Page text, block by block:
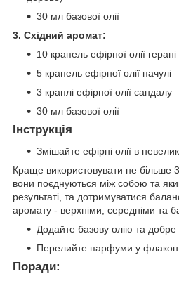
30 мл базової олії
3. Східний аромат:
10 крапель ефірної олії герані
5 крапель ефірної олії пачулі
3 краплі ефірної олії сандалу
30 мл базової олії
Інструкція
Змішайте ефірні олії в
Краще використовувати не більше
вони поєднуються між собою та
результаті, та дотримуватися
аромату - верхніми, середніми та
Додайте базову олію та добре
Перелийте парфуми у флакон
Поради: